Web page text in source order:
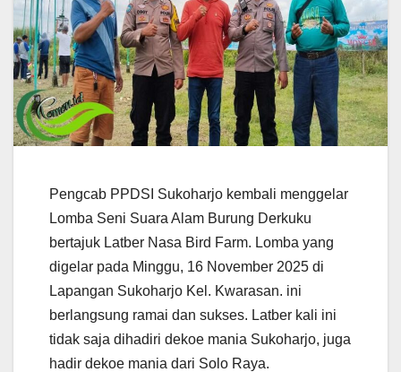
Pengcab PPDSI Sukoharjo kembali menggelar
Lomba Seni Suara Alam Burung Derkuku
bertajuk Latber Nasa Bird Farm. Lomba yang
digelar pada Minggu, 16 November 2025 di
Lapangan Sukoharjo Kel. Kwarasan. ini
berlangsung ramai dan sukses. Latber kali ini
tidak saja dihadiri dekoe mania Sukoharjo, juga
hadir dekoe mania dari Solo Raya.